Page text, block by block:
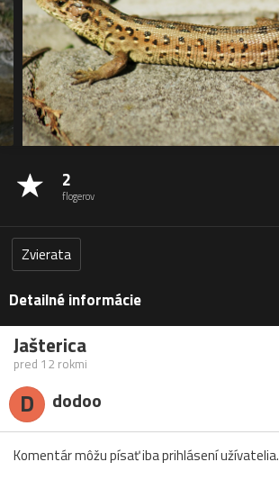
2
flogerov
Zvierata
Detailné informácie
Jašterica
pred 12 rokmi
D dodoo
Komentár môžu písať iba prihlásení užívatelia.